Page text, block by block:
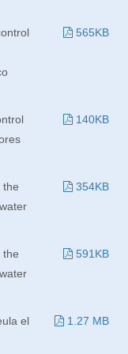
565KB
140KB
the
354KB
the
591KB
el
1.27 MB